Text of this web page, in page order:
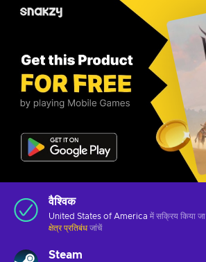
वैश्विक
United States of America में सक्रिय किया
क्षेत्र प्रतिबंध जांचें
Steam